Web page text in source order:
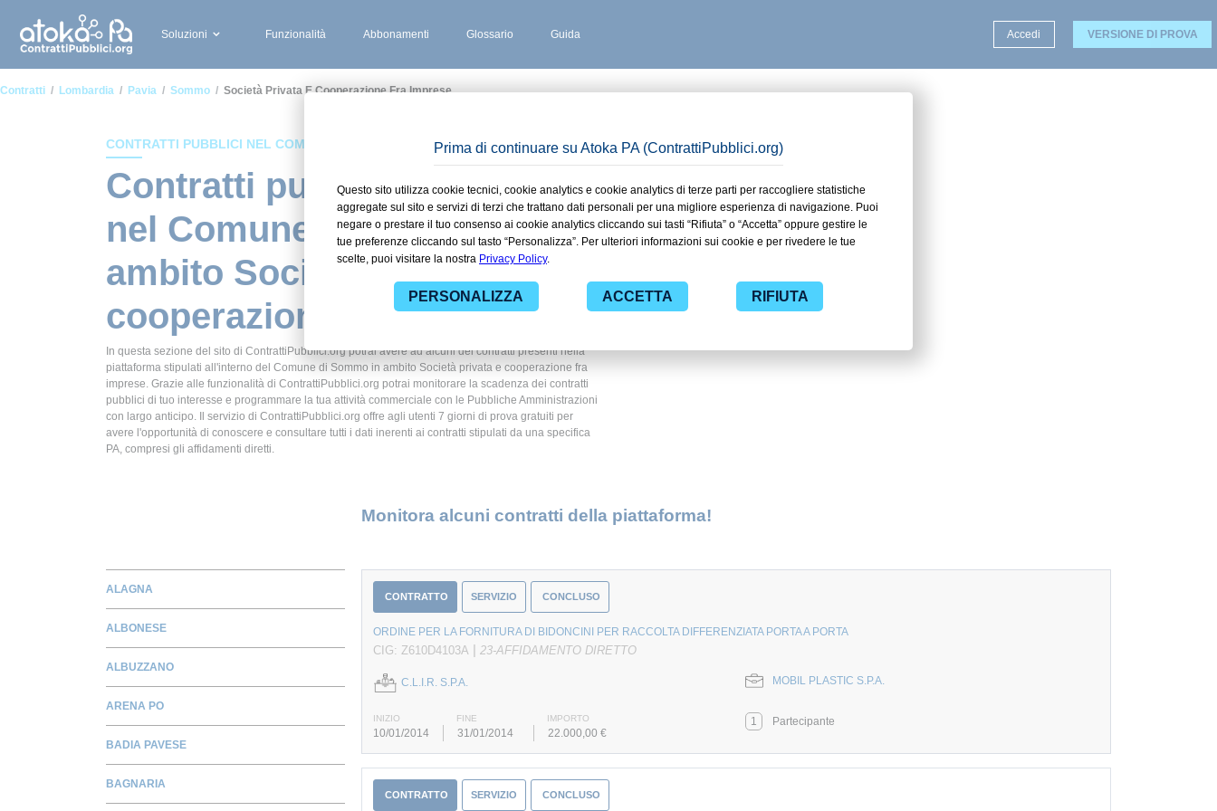
Soluzioni Funzionalità Abbonamenti Glossario Guida Accedi VERSIONE DI PROVA
Contratti Lombardia Pavia Sommo Società Privata E Cooperazione Fra Imprese
CONTRATTI PUBBLICI NEL COMUNE DI SOMMO
Contratti pubblici stipulati
nel Comune di Sommo in
ambito Società privata e
cooperazione fra imprese
In questa sezione del sito di ContrattiPubblici.org potrai avere ad alcuni dei contratti presenti nella
piattaforma stipulati all'interno del Comune di Sommo in ambito Società privata e cooperazione fra
imprese. Grazie alle funzionalità di ContrattiPubblici.org potrai monitorare la scadenza dei contratti
pubblici di tuo interesse e programmare la tua attività commerciale con le Pubbliche Amministrazioni
con largo anticipo. Il servizio di ContrattiPubblici.org offre agli utenti 7 giorni di prova gratuiti per
avere l'opportunità di conoscere e consultare tutti i dati inerenti ai contratti stipulati da una specifica
PA, compresi gli affidamenti diretti.
Monitora alcuni contratti della piattaforma!
ALAGNA
ALBONESE
ALBUZZANO
ARENA PO
BADIA PAVESE
BAGNARIA
CONTRATTO SERVIZIO CONCLUSO
ORDINE PER LA FORNITURA DI BIDONCINI PER RACCOLTA DIFFERENZIATA PORTA A PORTA
CIG: Z610D4103A | 23-AFFIDAMENTO DIRETTO
C.L.I.R. S.P.A. MOBIL PLASTIC S.P.A.
INIZIO FINE IMPORTO
10/01/2014 31/01/2014 22.000,00 €
1 Partecipante
CONTRATTO SERVIZIO CONCLUSO